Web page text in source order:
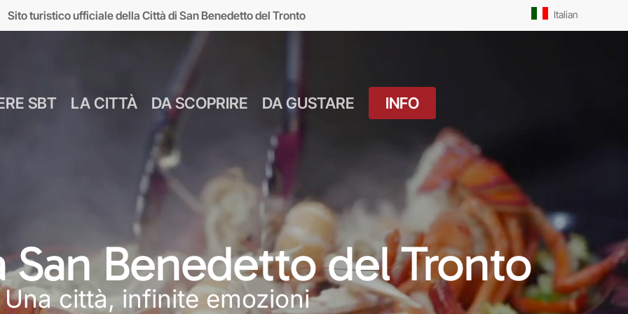
Sito turistico ufficiale della Città di San Benedetto del Tronto Italian
Luglio
Agosto
Culture
Food & Drink
Market
SBT LA CITTÀ DA SCOPRIRE
d’Arte sul Mare
MARE
Lungomare
Giardini sul mare
OUTDOOR
Il Molo
Pista Ciclabile
DA GUSTARE INFO
Bus Navetta Gratuito
Come Spostarsi
Come Arrivare
Orari Messe: Feriale
Orari Messe:
Prefestivo
Orari Messe: Festivo
San Benedetto del Tronto
Una città, infinite emozioni